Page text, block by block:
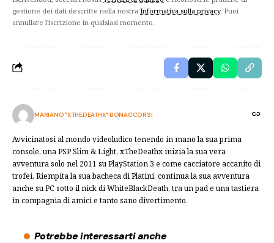
gestione dei dati descritte nella nostra Informativa sulla privacy. Puoi
annullare l'iscrizione in qualsiasi momento.
MARIANO "XTHEDEATHX" BONACCORSI
Avvicinatosi al mondo videoludico tenendo in mano la sua prima
console, una PSP Slim & Light, xTheDeathx inizia la sua vera
avventura solo nel 2011 su PlayStation 3 e come cacciatore accanito di
trofei. Riempita la sua bacheca di Platini, continua la sua avventura
anche su PC sotto il nick di WhiteBlackDeath, tra un pad e una tastiera
in compagnia di amici e tanto sano divertimento.
Potrebbe interessarti anche